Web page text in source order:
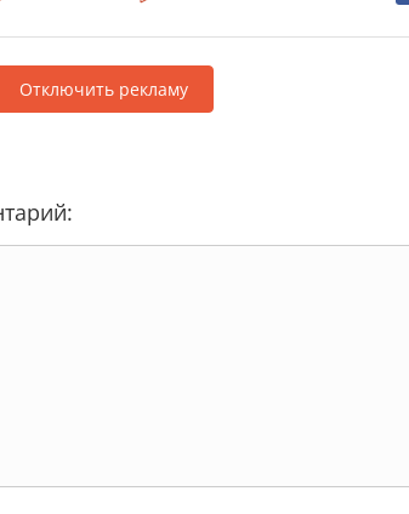
Отключить рекламу